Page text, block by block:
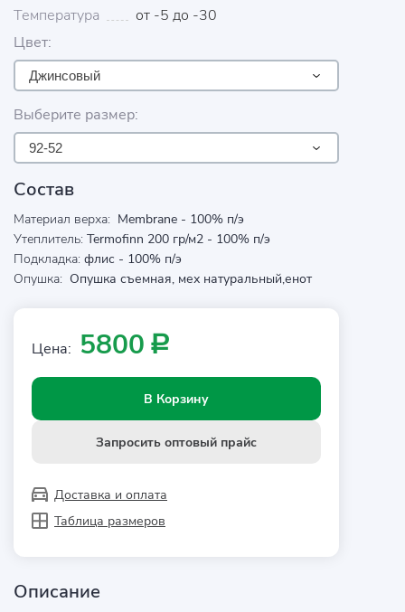
Температура
от -5 до -30
Цвет:
Джинсовый
Выберите размер:
92-52
Состав
Материал верха: Membrane - 100% п/э
Утеплитель: Termofinn 200 гр/м2 - 100% п/э
Подкладка: флис - 100% п/э
Опушка: Опушка съемная, мех натуральный,енот
Цена: 5800 Р
В Корзину
Запросить оптовый прайс
Доставка и оплата
Таблица размеров
Описание